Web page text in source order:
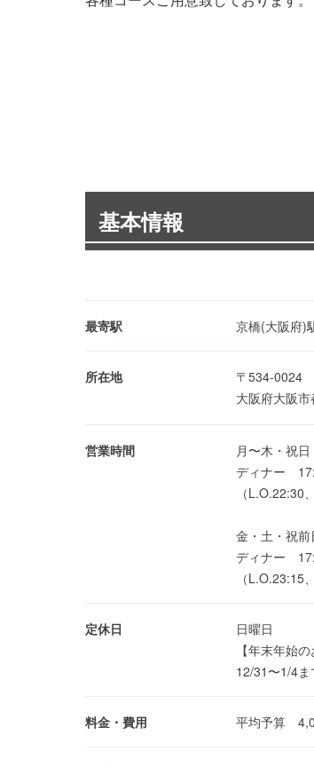
基本情報
最寄駅 京橋(大阪府)
所在地
〒534-0024
大阪府大阪
営業時間
月〜木・祝日
ディナー
（L.O.22:30
金・土・祝前
ディナー
（L.O.23:15
定休日
日曜日
【年末年始の
12/31〜1/4ま
料金・費用 平均予算